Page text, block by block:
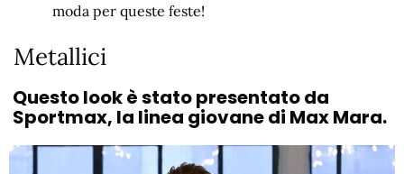
moda per queste feste!
Metallici
Questo look è stato presentato da
Sportmax, la linea giovane di Max Mara.